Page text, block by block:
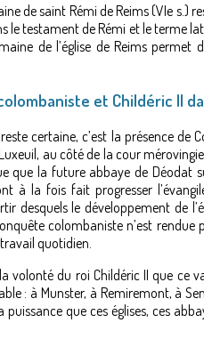
de saint Rémi de Reims (VIe s.)
le testament de Rémi et le terme
de l’église de Reims permet
et Childéric II
certaine, c’est la présence de
au côté de la cour
que la future abbaye de Déodat
à la fois fait progresser
desquels le développement de
colombaniste n’est
quotidien.
volonté du roi Childéric II que ce
: à Munster, à Remiremont, à
puissance que ces églises, ces